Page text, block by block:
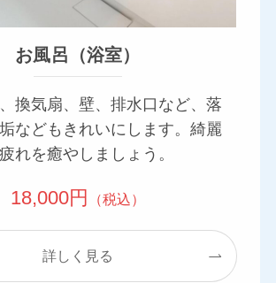
お風呂（浴室）
換気扇、壁、排水口など、落
などもきれいにします。綺麗
れを癒やしましょう。
18,000円 （税込）
詳しく見る